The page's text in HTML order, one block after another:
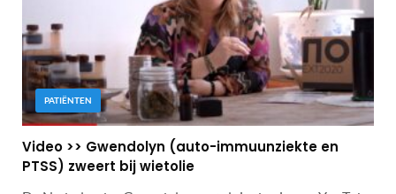
PATIËNTEN
Video >> Gwendolyn (auto-immuunziekte en
PTSS) zweert bij wietolie